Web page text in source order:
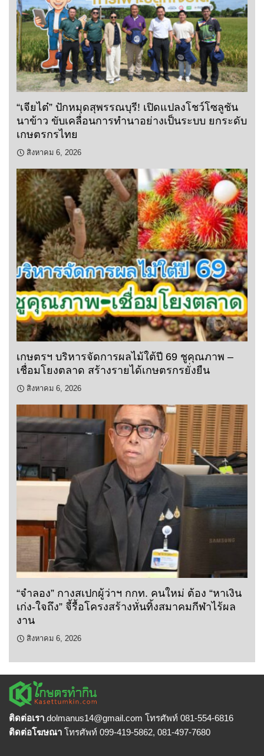
“เจียไต๋” ปักหมุดสุพรรณบุรี! เปิดแปลงโชว์โซลูชัน
นาข้าว ขับเคลื่อนการทำนาอย่างเป็นระบบ ยกระดับ
เกษตรกรไทย
สิงหาคม 6, 2026
เกษตรฯ บริหารจัดการผลไม้ใต้ปี 69 ชูคุณภาพ –
เชื่อมโยงตลาด สร้างรายได้เกษตรกรยั่งยืน
สิงหาคม 6, 2026
“จำลอง” กางสเปกผู้ว่าฯ กกท. คนใหม่ ต้อง “หาเงิน
เก่ง-ใจถึง” จี้รื้อโครงสร้างหั่นทิ้งสมาคมกีฬาไร้ผล
งาน
สิงหาคม 6, 2026
ติดต่อเรา dolmanus14@gmail.com โทรศัพท์ 081-554-6816
ติดต่อโฆษณา โทรศัพท์ 099-419-5862, 081-497-7680